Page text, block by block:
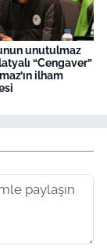
unutulmaz
“Cengaver”
ilham